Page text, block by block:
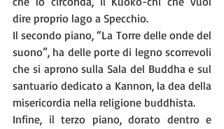
dire proprio lago a Specchio.
Il secondo piano, “La Torre delle onde del
suono”, ha delle porte di legno scorrevoli
che si aprono sulla Sala del Buddha e sul
santuario dedicato a Kannon, la dea della
misericordia nella religione buddhista.
Infine, il terzo piano, dorato dentro e